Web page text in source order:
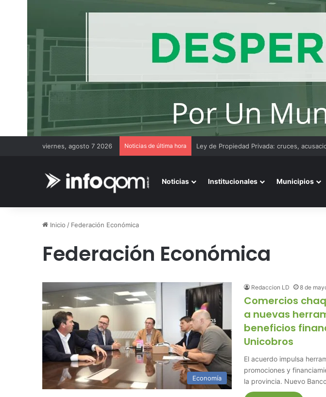
viernes, agosto 7 2026 Noticias de última hora Chaco convoca a emprendedores
Noticias Institucionales Municipios
Inicio / Federación Económica
Federación Económica
Economía
Redaccion LD 8 de
Comercios
a nuevas
beneficios
Unicobros
El acuerdo impulsa
promociones y
la provincia. Nuevo